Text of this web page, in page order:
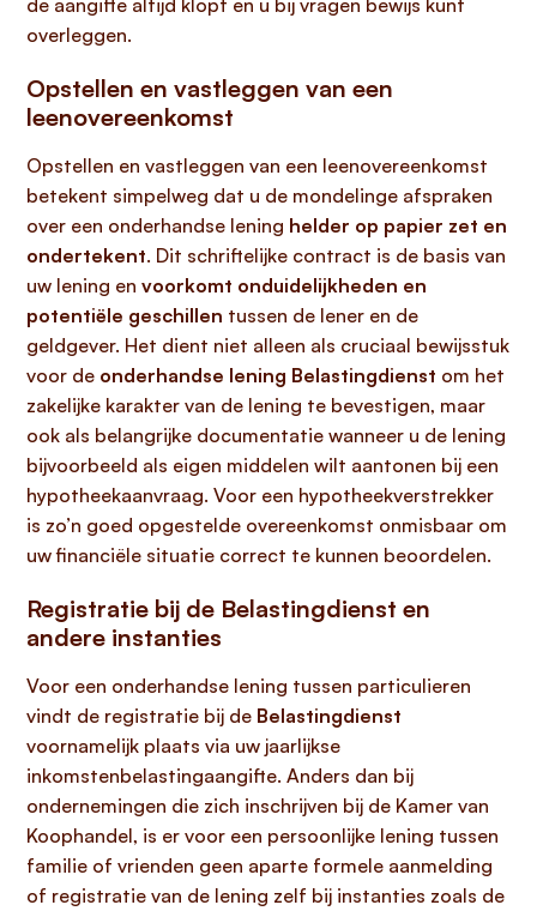
de aangifte altijd klopt en u bij vragen bewijs kunt
overleggen.
Opstellen en vastleggen van een
leenovereenkomst
Opstellen en vastleggen van een leenovereenkomst
betekent simpelweg dat u de mondelinge afspraken
over een onderhandse lening helder op papier zet en
ondertekent. Dit schriftelijke contract is de basis van
uw lening en voorkomt onduidelijkheden en
potentiële geschillen tussen de lener en de
geldgever. Het dient niet alleen als cruciaal bewijsstuk
voor de onderhandse lening Belastingdienst om het
zakelijke karakter van de lening te bevestigen, maar
ook als belangrijke documentatie wanneer u de lening
bijvoorbeeld als eigen middelen wilt aantonen bij een
hypotheekaanvraag. Voor een hypotheekverstrekker
is zo’n goed opgestelde overeenkomst onmisbaar om
uw financiële situatie correct te kunnen beoordelen.
Registratie bij de Belastingdienst en
andere instanties
Voor een onderhandse lening tussen particulieren
vindt de registratie bij de Belastingdienst
voornamelijk plaats via uw jaarlijkse
inkomstenbelastingaangifte. Anders dan bij
ondernemingen die zich inschrijven bij de Kamer van
Koophandel, is er voor een persoonlijke lening tussen
familie of vrienden geen aparte formele aanmelding
of registratie van de lening zelf bij instanties zoals de